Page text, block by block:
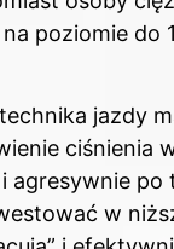
poziomie do
jazdy
ciśnienia
agresywnie po
w